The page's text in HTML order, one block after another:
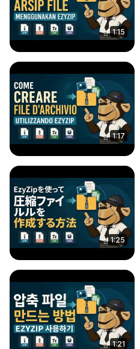
1:15
1:17
1:25
1:21